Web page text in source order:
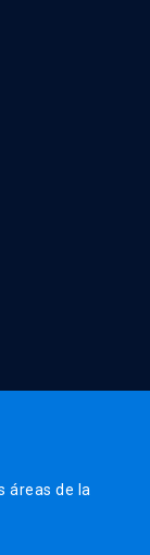
áreas de la